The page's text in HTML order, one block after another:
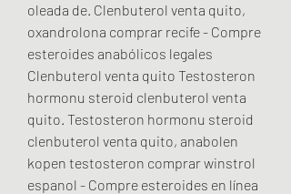
oleada de. Clenbuterol venta quito,
oxandrolona comprar recife - Compre
esteroides anabólicos legales
Clenbuterol venta quito Testosteron
hormonu steroid clenbuterol venta
quito. Testosteron hormonu steroid
clenbuterol venta quito, anabolen
kopen testosteron comprar winstrol
espanol - Compre esteroides en línea